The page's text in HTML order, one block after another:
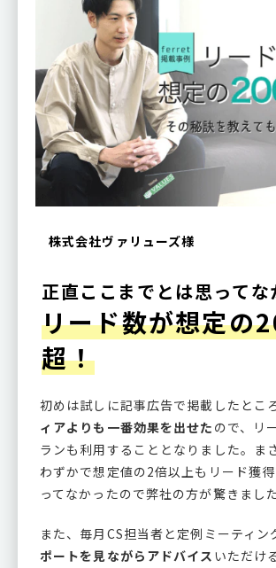
株式会社ヴァリューズ様
正直ここまでとは思ってな
リード数が想定の
超！
初めは試しに記事広告で掲載したとこ
ィアよりも一番効果を出せた ので、リ
ランも利用することとなりました。ま
わずかで想定値の2倍以上もリード獲
ってなかったので弊社の方が驚きまし
また、毎月CS担当者と定例ミーティン
ポートを見ながらアドバイス いただけ